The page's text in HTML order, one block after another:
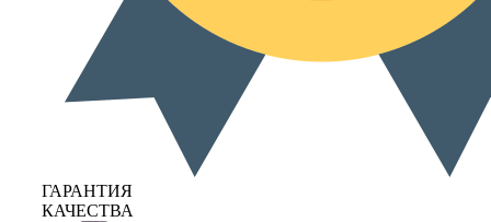
ГАРАНТИЯ
КАЧЕСТВА